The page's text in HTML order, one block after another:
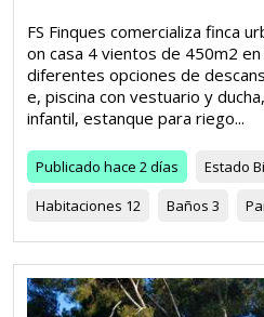
FS Finques comercializa finca
on casa 4 vientos de 450m2
diferentes opciones de
e, piscina con vestuario y
infantil, estanque para riego...
Publicado hace 2 días Estado
Habitaciones 12 Baños 3